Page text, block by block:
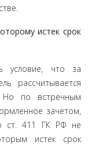
истек срок
условие, что за
рассчитывается
Но по встречным
зачетом,
ст. 411 ГК РФ не
истек срок